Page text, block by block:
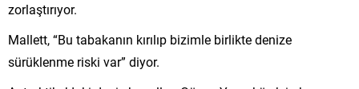
zorlaştırıyor.
Mallett, “Bu tabakanın kırılıp bizimle birlikte denize
sürüklenme riski var” diyor.